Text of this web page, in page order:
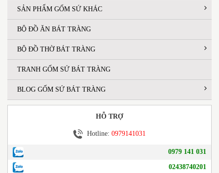
SẢN PHẨM GỐM SỨ KHÁC
BỘ ĐỒ ĂN BÁT TRÀNG
BỘ ĐỒ THỜ BÁT TRÀNG
TRANH GỐM SỨ BÁT TRÀNG
BLOG GỐM SỨ BÁT TRÀNG
HỖ TRỢ
Hotline: 0979141031
0979 141 031
02438740201